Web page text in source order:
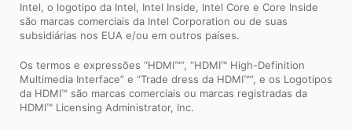
Intel, o logotipo da Intel, Intel Inside, Intel Core e Core Inside
são marcas comerciais da Intel Corporation ou de suas
subsidiárias nos EUA e/ou em outros países.
Os termos e expressões “HDMI™”, “HDMI™ High-Definition
Multimedia Interface” e “Trade dress da HDMI™”, e os Logotipos
da HDMI™ são marcas comerciais ou marcas registradas da
HDMI™ Licensing Administrator, Inc.